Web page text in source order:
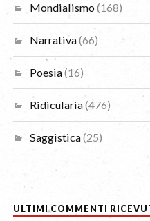
Mondialismo(168)
Narrativa(66)
Poesia(16)
Ridicularia(476)
Saggistica(25)
ULTIMI COMMENTI